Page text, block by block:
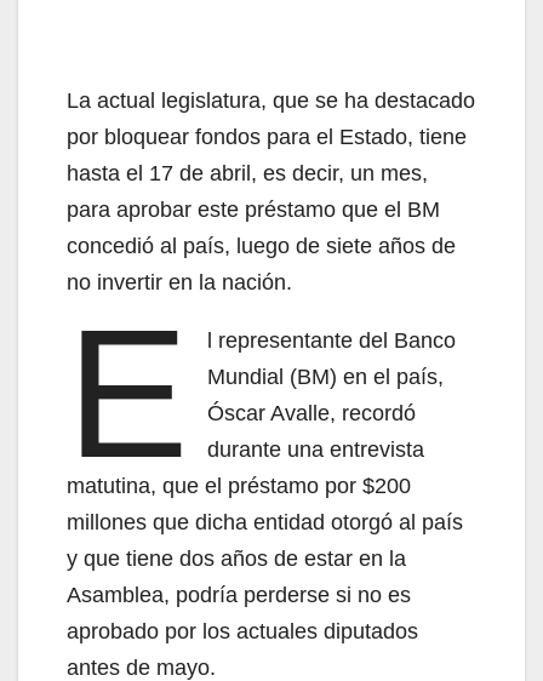
La actual legislatura, que se ha destacado
por bloquear fondos para el Estado, tiene
hasta el 17 de abril, es decir, un mes,
para aprobar este préstamo que el BM
concedió al país, luego de siete años de
no invertir en la nación.
E
l representante del Banco
Mundial (BM) en el país,
Óscar Avalle, recordó
durante una entrevista
matutina, que el préstamo por $200
millones que dicha entidad otorgó al país
y que tiene dos años de estar en la
Asamblea, podría perderse si no es
aprobado por los actuales diputados
antes de mayo.